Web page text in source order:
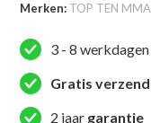
MMA
T-
shirt
-
BRAVE
Merken: TOP TEN MMA
3 - 8
Gratis
2 jaar garantie